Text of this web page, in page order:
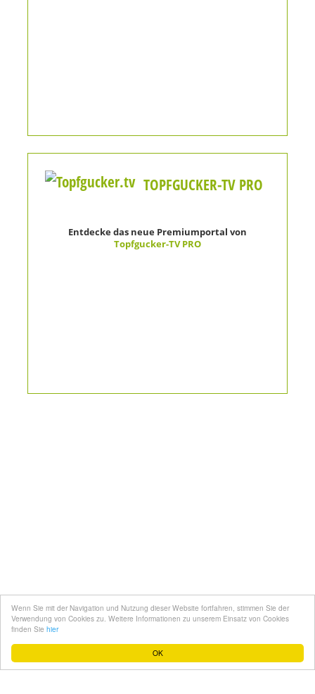
OK
Wenn Sie mit der Navigation und Nutzung dieser Website fortfahren, stimmen Sie der
Verwendung von Cookies zu. Weitere Informationen zu unserem Einsatz von Cookies
finden Sie hier
TOPFGUCKER-TV PRO
Entdecke das neue Premiumportal von
Topfgucker-TV PRO
Topfgucker werden
Über uns
Datenschutz